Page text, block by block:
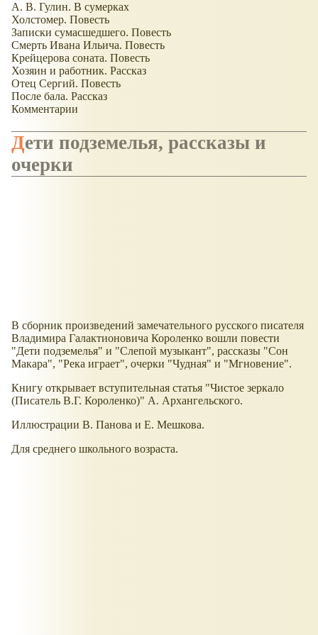
А. В. Гулин. В сумерках
Холстомер. Повесть
Записки сумасшедшего. Повесть
Смерть Ивана Ильича. Повесть
Крейцерова соната. Повесть
Хозяин и работник. Рассказ
Отец Сергий. Повесть
После бала. Рассказ
Комментарии
Дети подземелья, рассказы и
очерки
В сборник произведений замечательного русского писателя
Владимира Галактионовича Короленко вошли повести
"Дети подземелья" и "Слепой музыкант", рассказы "Сон
Макара", "Река играет", очерки "Чудная" и "Мгновение".
Книгу открывает вступительная статья "Чистое зеркало
(Писатель В.Г. Короленко)" А. Архангельского.
Иллюстрации В. Панова и Е. Мешкова.
Для среднего школьного возраста.